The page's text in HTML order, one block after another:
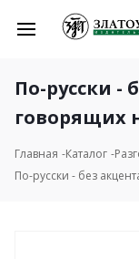
По-русски -
говорящих
Главная Каталог
По-русски - без